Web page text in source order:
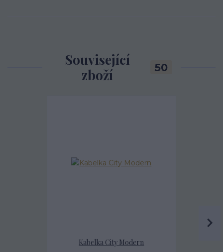
Související
zboží
50
Kabelka City Modern